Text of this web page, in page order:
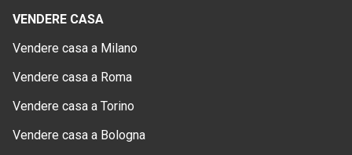
VENDERE CASA
Vendere casa a Milano
Vendere casa a Roma
Vendere casa a Torino
Vendere casa a Bologna